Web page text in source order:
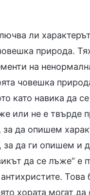
ли
природа.
на
човешка
като навика да
или не е твърде
за да опишем
за да ги опишем и
да се лъже“ е
Това
хората могат да